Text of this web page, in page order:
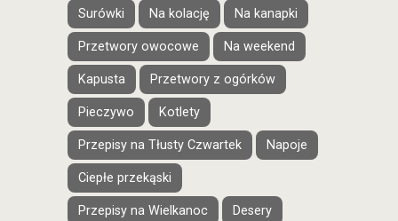
Surówki Na kolację Na kanapki
Przetwory owocowe Na weekend
Kapusta Przetwory z ogórków
Pieczywo Kotlety
Przepisy na Tłusty Czwartek Napoje
Ciepłe przekąski
Przepisy na Wielkanoc Desery